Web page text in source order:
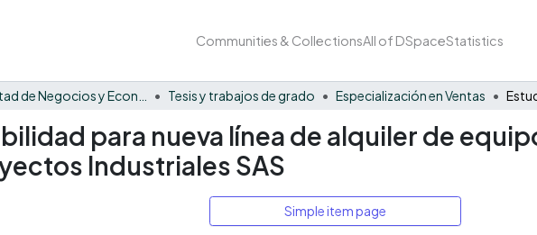
Communities & CollectionsAll of DSpaceStatistics
Tesis y trabajos de grado Especialización en Ventas
para nueva línea de alquiler de
Industriales SAS
Simple item page